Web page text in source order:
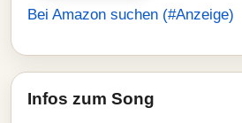
Bei Amazon suchen (#Anzeige)
Infos zum Song